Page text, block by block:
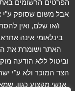
הפרטים הרשומים
אבל משום שסופק ע"י
ו/או שלם, ואין
בינלאומי אינה
האתר ושומרת את
וביטול ללא הודעה
הצד המוכר ולא ע"י
אנשי מקצוע כגון,